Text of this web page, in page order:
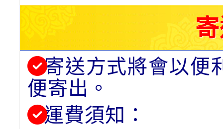
寄送方式將會以便
便寄出。
運費須知：